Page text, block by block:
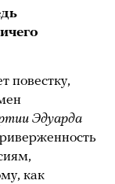
повестку,
Эдуарда
как